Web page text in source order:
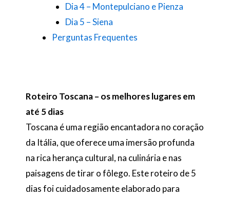
Dia 4 – Montepulciano e Pienza
Dia 5 – Siena
Perguntas Frequentes
Roteiro Toscana – os melhores lugares em
até 5 dias
Toscana é uma região encantadora no coração
da Itália, que oferece uma imersão profunda
na rica herança cultural, na culinária e nas
paisagens de tirar o fôlego. Este roteiro de 5
dias foi cuidadosamente elaborado para